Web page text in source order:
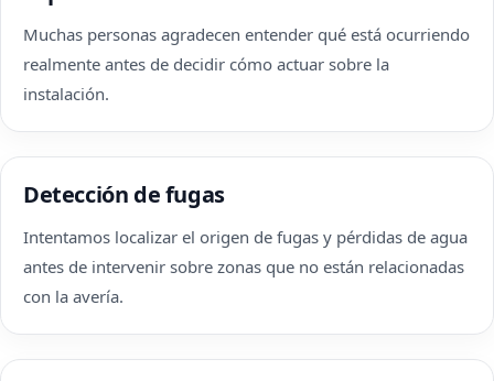
Muchas personas agradecen entender qué está ocurriendo
realmente antes de decidir cómo actuar sobre la
instalación.
Detección de fugas
Intentamos localizar el origen de fugas y pérdidas de agua
antes de intervenir sobre zonas que no están relacionadas
con la avería.